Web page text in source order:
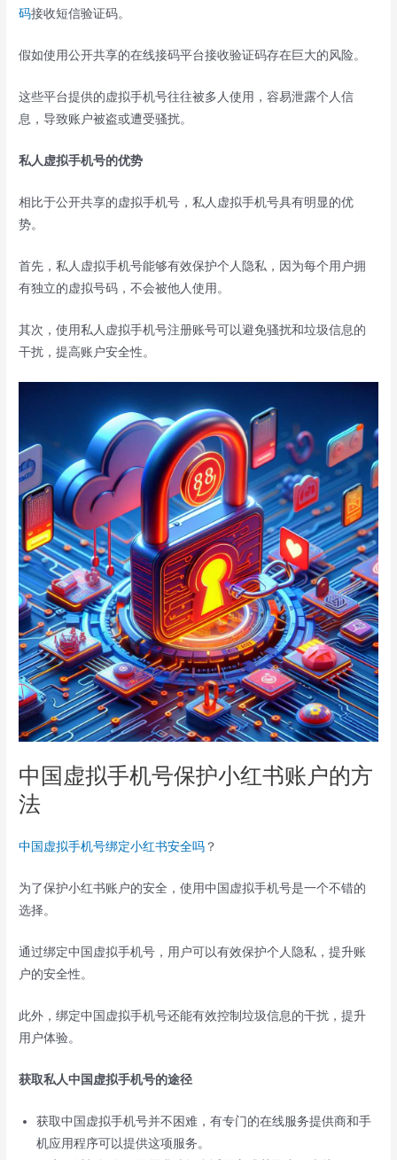
码接收短信验证码。
假如使用公开共享的在线接码平台接收验证码存在巨大的风险。
这些平台提供的虚拟手机号往往被多人使用，容易泄露个人信
息，导致账户被盗或遭受骚扰。
私人虚拟手机号的优势
相比于公开共享的虚拟手机号，私人虚拟手机号具有明显的优
势。
首先，私人虚拟手机号能够有效保护个人隐私，因为每个用户拥
有独立的虚拟号码，不会被他人使用。
其次，使用私人虚拟手机号注册账号可以避免骚扰和垃圾信息的
干扰，提高账户安全性。
中国虚拟手机号保护小红书账户的方
法
中国虚拟手机号绑定小红书安全吗 ？
为了保护小红书账户的安全，使用中国虚拟手机号是一个不错的
选择。
通过绑定中国虚拟手机号，用户可以有效保护个人隐私，提升账
户的安全性。
此外，绑定中国虚拟手机号还能有效控制垃圾信息的干扰，提升
用户体验。
获取私人中国虚拟手机号的途径
获取中国虚拟手机号并不困难，有专门的在线服务提供商和手
机应用程序可以提供这项服务。